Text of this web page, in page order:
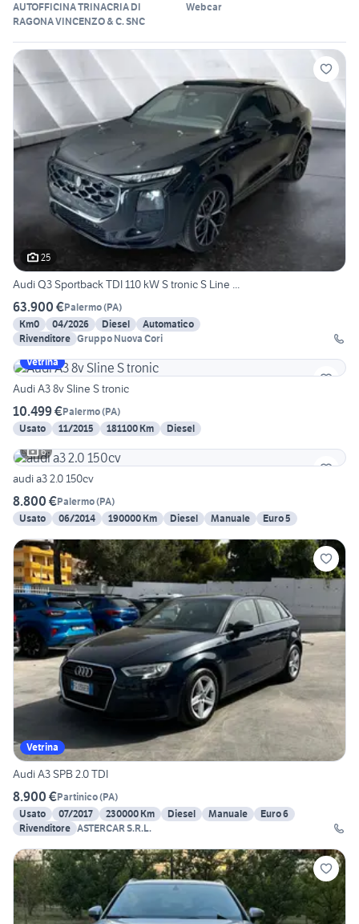
AUTOFFICINA TRINACRIA DI
RAGONA VINCENZO & C. SNC
Webcar
25
Audi Q3 Sportback TDI 110 kW S tronic S Line ...
63.900 €Palermo(PA)
Km0
04/2026 Diesel
Automatico
Rivenditore Gruppo Nuova Cori
Vetrina
Audi A3 8v Sline S tronic
10.499 €Palermo(PA)
Usato
11/2015 181100 Km
Diesel
6
audi a3 2.0 150cv
8.800 €Palermo(PA)
Usato
06/2014 190000 Km Diesel Manuale Euro 5
Vetrina
Audi A3 SPB 2.0 TDI
8.900 €Partinico(PA)
Usato
07/2017 230000 Km Diesel Manuale
Euro 6
Rivenditore ASTERCAR S.R.L.